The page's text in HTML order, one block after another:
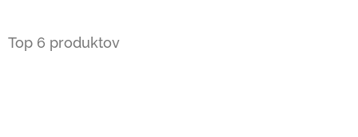
Top 6 produktov